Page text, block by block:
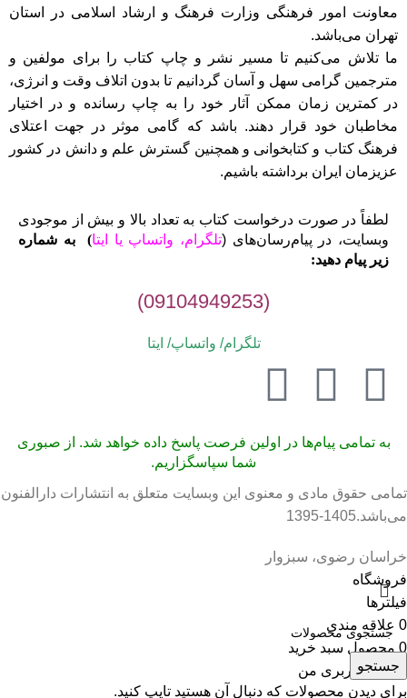
معاونت امور فرهنگی وزارت فرهنگ و ارشاد اسلامی در استان
تهران می‌باشد.
ما تلاش می‌کنیم تا مسیر نشر و چاپ کتاب را برای مولفین و
مترجمین گرامی سهل و آسان گردانیم تا بدون اتلاف وقت و انرژی،
در کمترین زمان ممکن آثار خود را به چاپ رسانده و در اختیار
مخاطبان خود قرار دهند. باشد که گامی موثر در جهت اعتلای
فرهنگ کتاب و کتابخوانی و همچنین گسترش علم و دانش در کشور
عزیزمان ایران برداشته باشیم.
لطفاً در صورت درخواست کتاب به تعداد بالا و بیش از موجودی
وبسایت، در پیام‌رسان‌های (تلگرام، واتساپ یا ایتا)
به شماره
زیر پیام دهید:
(09104949253)
تلگرام/ واتساپ/ ایتا
به تمامی پیام‌ها در اولین فرصت پاسخ داده خواهد شد. از صبوری
شما سپاسگزاریم.
تمامی حقوق مادی و معنوی این وبسایت متعلق به انتشارات دارالفنون
می‌باشد.1405-1395
خراسان رضوی، سبزوار
جستجو
برای دیدن محصولات که دنبال آن هستید تایپ کنید.
فروشگاه
فیلترها
0 علاقه مندی
0 محصول سبد خرید
حساب کاربری من